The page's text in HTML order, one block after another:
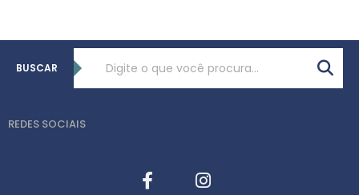
BUSCAR
REDES SOCIAIS